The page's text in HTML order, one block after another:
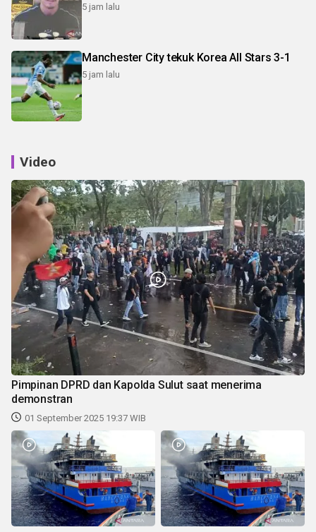
5 jam lalu
Manchester City tekuk Korea All Stars 3-1
5 jam lalu
Video
Pimpinan DPRD dan Kapolda Sulut saat menerima
demonstran
01 September 2025 19:37 WIB